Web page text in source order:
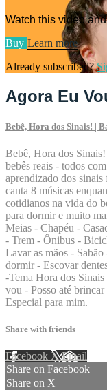
Watch this video
Buy Learn more
Already subscribed?
Agora Eu
Bebê, Hora dos Sinais! |
Bebê, Hora dos
bebês reais - todos
aprendizado dos
canta 8 músicas
cotidianos na vida do
para dormir e muito
Meias - Chapéu -
- Trem - Ônibus -
Lavar as mãos -
dormir - Escovar
-Tema Hora dos
vou - Posso até
Especial para mim.
Share with friends
Facebook XEmail
Share on Facebook
Share on X